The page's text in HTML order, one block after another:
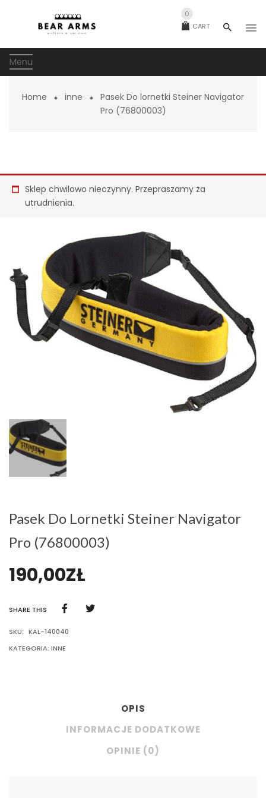
CART
0
Menu
Home inne
Pasek Do lornetki Steiner Navigator
Pro (76800003)
Sklep chwilowo nieczynny. Przepraszamy za
utrudnienia.
Pasek Do Lornetki Steiner Navigator
Pro (76800003)
190,00ZŁ
SHARE THIS
SKU: KAL-140040
KATEGORIA: INNE
OPIS
INFORMACJE DODATKOWE
OPINIE (0)